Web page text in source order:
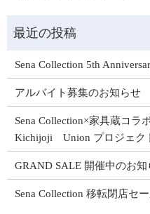
Sena Collection 5th
アルバイト募集のお知らせ
Sena Collection×家具蔵コ
Kichijoji Union プロジェク
GRAND SALE 開催中のお知
Sena Collection 移転閉店セ